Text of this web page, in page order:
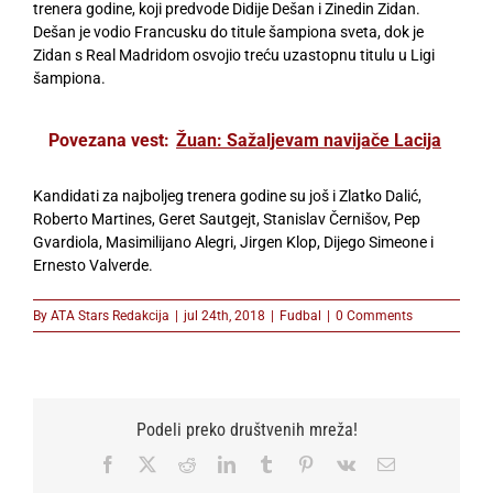
trenera godine, koji predvode Didije Dešan i Zinedin Zidan.
Dešan je vodio Francusku do titule šampiona sveta, dok je
Zidan s Real Madridom osvojio treću uzastopnu titulu u Ligi
šampiona.
Povezana vest: Žuan: Sažaljevam navijače Lacija
Kandidati za najboljeg trenera godine su još i Zlatko Dalić,
Roberto Martines, Geret Sautgejt, Stanislav Černišov, Pep
Gvardiola, Masimilijano Alegri, Jirgen Klop, Dijego Simeone i
Ernesto Valverde.
By ATA Stars Redakcija jul 24th, 2018 Fudbal 0 Comments
Podeli preko društvenih mreža!
Facebook RedditLinkedInTumblr Pinterest
Vk Email